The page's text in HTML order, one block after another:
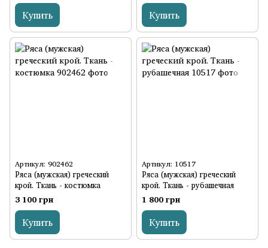
Купить Купить
Артикул: 902462
Ряса (мужская) греческий
крой. Ткань - костюмка
3 100 грн
Купить
Артикул: 10517
Ряса (мужская) греческий
крой. Ткань - рубашечная
1 800 грн
Купить